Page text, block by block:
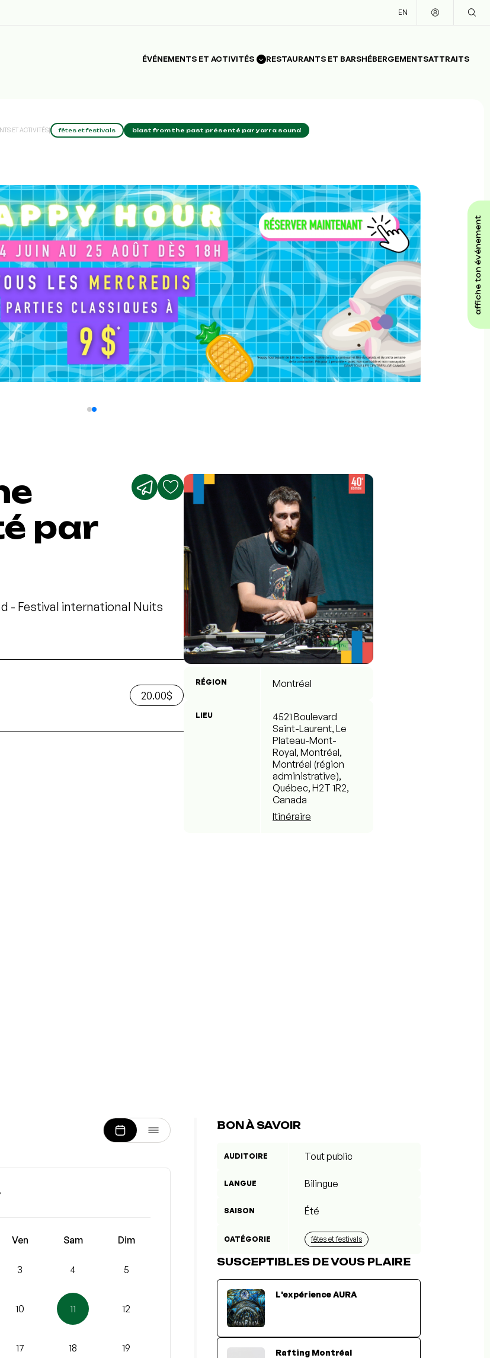
EN
ÉVÉNEMENTS ET ACTIVITÉS RESTAURANTS ET BARSHÉBERGEMENTSATTRAITS
affiche ton événement
ET ACTIVITÉS| fêtes et festivals blast from the past présenté par yarra sound
par
- Festival international Nuits
20.00$
RÉGION Montréal
LIEU
4521 Boulevard
Saint-Laurent, Le
Plateau-Mont-
Royal, Montréal,
Montréal (région
administrative),
Québec, H2T 1R2,
Canada
Itinéraire
Ven Sam Dim
3 4 5
10 11 12
17 18 19
BON À SAVOIR
AUDITOIRE Tout public
LANGUE Bilingue
SAISON Été
CATÉGORIE fêtes et festivals
SUSCEPTIBLES DE VOUS PLAIRE
L'expérience AURA
Rafting Montréal